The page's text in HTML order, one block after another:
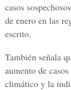
casos
de enero en las
escrito.
También señala
aumento de
climático y la